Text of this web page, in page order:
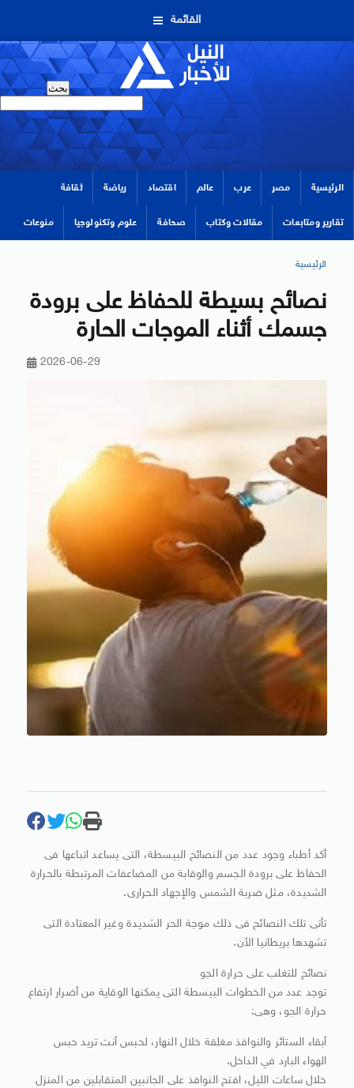
القائمة
الرئيسية مصر عرب عالم اقتصاد رياضة ثقافة
تقارير ومتابعات مقالات وكتاب صحافة علوم وتكنولوجيا منوعات
الرئيسية
نصائح بسيطة للحفاظ على برودة
جسمك أثناء الموجات الحارة
2026-06-29
أكد أطباء وجود عدد من النصائح البيسطة، التى يساعد اتباعها فى
الحفاظ على برودة الجسم والوقابة من المضاعفات المرتبطة بالحرارة
الشديدة، مثل ضربة الشمس والإجهاد الحرارى.
تأتى تلك النصائح فى ذلك موجة الحر الشديدة وغير المعتادة التى
تشهدها بريطانيا الأن.
نصائح للتغلب على حرارة الجو
توجد عدد من الخطوات البيسطة التى يمكنها الوقاية من أضرار ارتفاع
حرارة الجو، وهى:
أبقاء الستائر والنوافذ مغلقة خلال النهار، لحبس أنت تريد حبس
الهواء البارد في الداخل.
خلال ساعات الليل، افتح النوافذ على الجانبين المتقابلين من المنزل